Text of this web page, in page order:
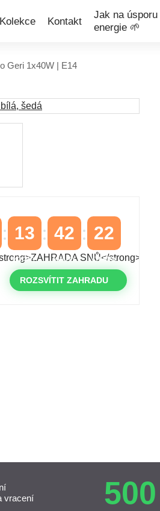
Kolekce Kontakt
Jak na úsporu
energie 🌱
Geri 1x40W | E14
13
HODINY
42
MINUTY
21
VTEŘINY
ROZSVÍTIT ZAHRADU
vracení
500